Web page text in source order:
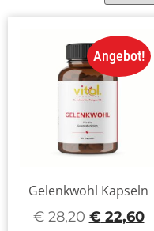
Angebot!
Gelenkwohl Kapseln
€28,20 € 22,60